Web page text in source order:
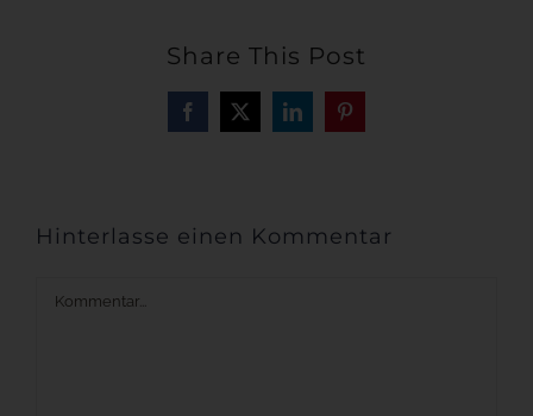
Share This Post
Facebook
X LinkedInPinterest
Hinterlasse einen Kommentar
Kommentar